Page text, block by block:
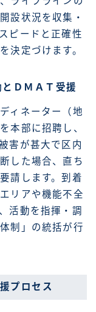
設状況を収集・
ピードと正確性
決定づけます。
ＤＭＡＴ受援
ィネーター（地
本部に招聘し、
害が甚大で区内
した場合、直ち
請します。到着
リアや機能不全
活動を指揮・調
制」の統括が行
プロセス